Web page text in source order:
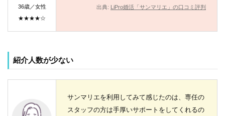
36歳／女性
★★★★☆
出典: LiPro婚活「サンマリエ」の口コミ評判
紹介人数が少ない
サンマリエを利用してみて感じたのは、専任の
スタッフの方は手厚いサポートをしてくれるの